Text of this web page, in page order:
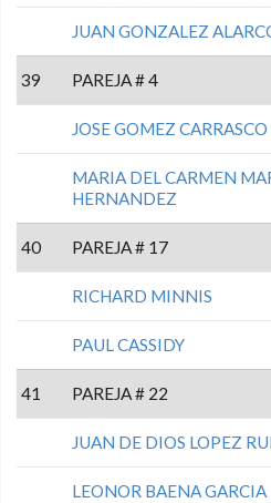
JUAN GONZALEZ
39 PAREJA # 4
JOSE GOMEZ CARRASCO
MARIA DEL CARMEN
HERNANDEZ
40 PAREJA # 17
RICHARD MINNIS
PAUL CASSIDY
41 PAREJA # 22
JUAN DE DIOS LOPEZ
LEONOR BAENA GARCIA